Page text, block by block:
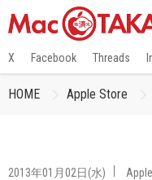
X Facebook Threads
HOME Apple Store
2013年01月02日(水)